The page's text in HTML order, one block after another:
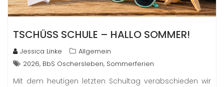
TSCHÜSS SCHULE – HALLO SOMMER!
Jessica Linke
Allgemein
2026, BbS Oschersleben, Sommerferien
Mit dem heutigen letzten Schultag verabschieden wir